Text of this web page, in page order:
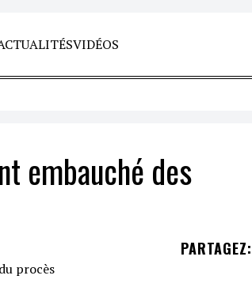
VIDÉOS
embauché des
PARTAGEZ: